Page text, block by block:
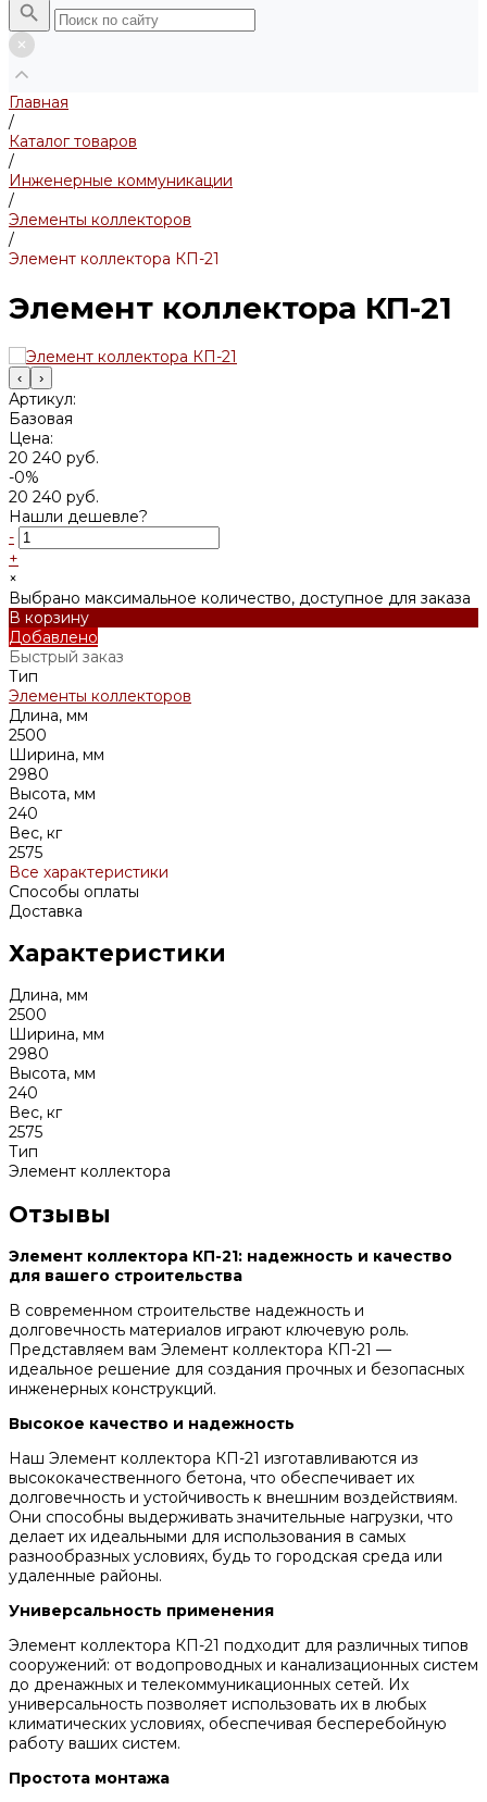
Главная
/
Каталог товаров
/
Инженерные коммуникации
/
Элементы коллекторов
/
Элемент коллектора КП-21
Элемент коллектора КП-21
‹ ›
Артикул:
Базовая
Цена:
20 240 руб.
-0%
20 240 руб.
Нашли дешевле?
-
+
×
Выбрано максимальное количество, доступное для заказа
В корзину
Добавлено
Быстрый заказ
Тип
Элементы коллекторов
Длина, мм
2500
Ширина, мм
2980
Высота, мм
240
Вес, кг
2575
Все характеристики
Способы оплаты
Доставка
Характеристики
Длина, мм
2500
Ширина, мм
2980
Высота, мм
240
Вес, кг
2575
Тип
Элемент коллектора
Отзывы
Элемент коллектора КП-21: надежность и качество
для вашего строительства
В современном строительстве надежность и
долговечность материалов играют ключевую роль.
Представляем вам Элемент коллектора КП-21 —
идеальное решение для создания прочных и безопасных
инженерных конструкций.
Высокое качество и надежность
Наш Элемент коллектора КП-21 изготавливаются из
высококачественного бетона, что обеспечивает их
долговечность и устойчивость к внешним воздействиям.
Они способны выдерживать значительные нагрузки, что
делает их идеальными для использования в самых
разнообразных условиях, будь то городская среда или
удаленные районы.
Универсальность применения
Элемент коллектора КП-21 подходит для различных типов
сооружений: от водопроводных и канализационных систем
до дренажных и телекоммуникационных сетей. Их
универсальность позволяет использовать их в любых
климатических условиях, обеспечивая бесперебойную
работу ваших систем.
Простота монтажа